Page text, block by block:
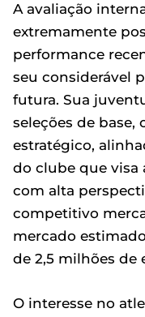
A avaliação
extremamente
performance
seu considerável
futura. Sua
seleções de
estratégico,
do clube que visa
com alta
competitivo
mercado
de 2,5 milhões de
O interesse no